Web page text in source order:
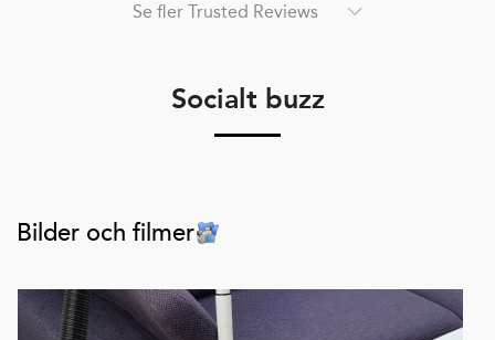
Se fler Trusted Reviews
Socialt buzz
Bilder och filmer